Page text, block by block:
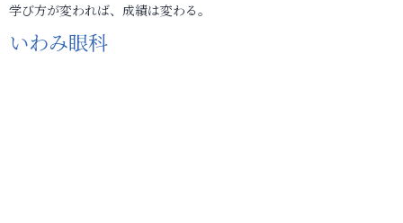
学び方が変われば、成績は変わる。
いわみ眼科